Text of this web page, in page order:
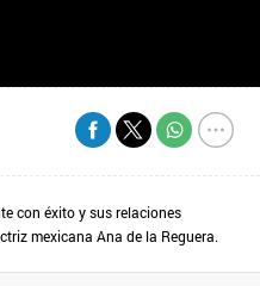
con éxito y sus relaciones
mexicana Ana de la Reguera.